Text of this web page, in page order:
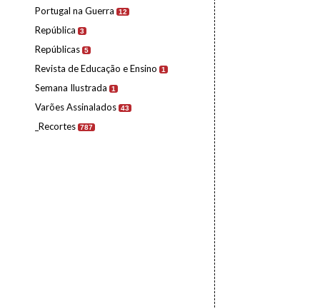
Portugal na Guerra 12
República 3
Repúblicas 5
Revista de Educação e Ensino 1
Semana Ilustrada 1
Varões Assinalados 43
_Recortes 787